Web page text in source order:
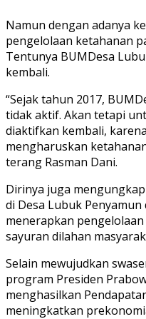
Namun dengan adanya
pengelolaan ketahanan
Tentunya BUMDesa
kembali.
“Sejak tahun 2017,
tidak aktif. Akan tetapi
diaktifkan kembali,
mengharuskan
terang Rasman Dani.
Dirinya juga
di Desa Lubuk
menerapkan
sayuran dilahan
Selain mewujudkan
program Presiden
menghasilkan
meningkatkan